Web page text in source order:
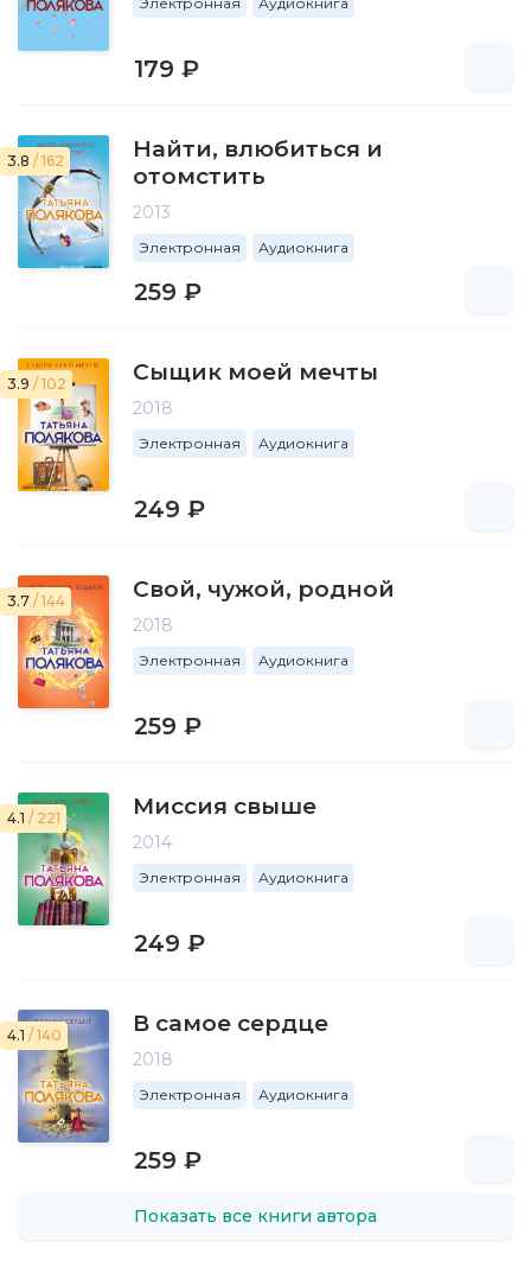
179 ₽
3.8 / 162
Найти, влюбиться и
отомстить
2013
Электронная Аудиокнига
259 ₽
3.9 / 102 Сыщик моей мечты
2018
Электронная Аудиокнига
249 ₽
3.7 / 144 Свой, чужой, родной
2018
Электронная Аудиокнига
259 ₽
4.1 / 221 Миссия свыше
2014
Электронная Аудиокнига
249 ₽
4.1 / 140 В самое сердце
2018
Электронная Аудиокнига
259 ₽
Показать все книги автора